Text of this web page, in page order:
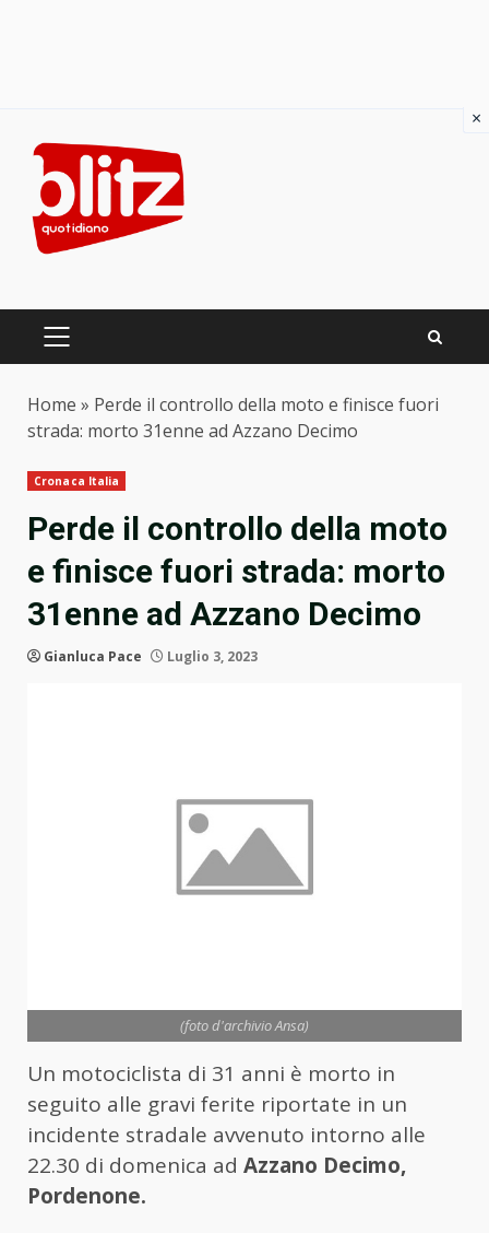
content
PRIMARY
Home » Perde il controllo della moto e finisce fuori
strada: morto 31enne ad Azzano Decimo
Cronaca Italia
Perde il controllo della moto
e finisce fuori strada: morto
31enne ad Azzano Decimo
Gianluca Pace Luglio 3, 2023
(foto d'archivio Ansa)
Un motociclista di 31 anni è morto in
seguito alle gravi ferite riportate in un
incidente stradale avvenuto intorno alle
22.30 di domenica ad Azzano Decimo,
Pordenone.
×